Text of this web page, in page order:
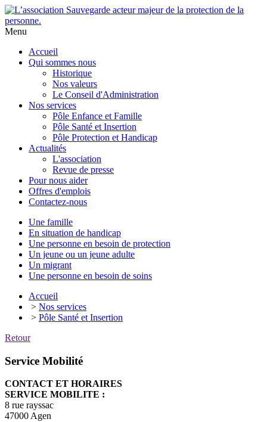
Menu
Accueil
Qui sommes nous
Historique
Nos valeurs
Le Conseil d'Administration
Nos services
Pôle Enfance et Famille
Pôle Santé et Insertion
Pôle Protection et Handicap
Actualités
L'association
Revue de presse
Pour nous aider
Offres d'emplois
Contactez-nous
Une famille
En situation de handicap
Une personne en besoin de protection
Un jeune ou un jeune adulte
Un migrant
Une personne en besoin de soins
Accueil
> Nos services
> Pôle Santé et Insertion
Retour
Service Mobilité
CONTACT ET HORAIRES
SERVICE MOBILITE :
8 rue rayssac
47000 Agen